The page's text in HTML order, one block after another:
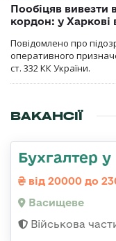
Пообіцяв вивезти
кордон: у Харкові
Повідомлено про
оперативного
ст. 332 КК України.
ВАКАНСІЇ
Бухгалтер
від 20000 до
Васищеве
Військова